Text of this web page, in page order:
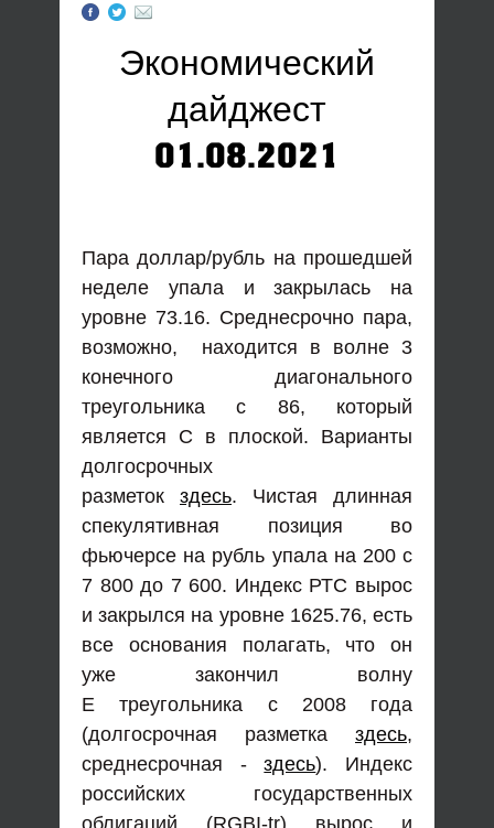
Экономический
дайджест
01.08.2021
Пара доллар/рубль на прошедшей
неделе упала и закрылась на
уровне 73.16. Среднесрочно пара,
возможно, находится в волне 3
конечного диагонального
треугольника с 86, который
является С в плоской. Варианты
долгосрочных
разметок здесь. Чистая длинная
спекулятивная позиция во
фьючерсе на рубль упала на 200 с
7 800 до 7 600. Индекс РТС вырос
и закрылся на уровне 1625.76, есть
все основания полагать, что он
уже закончил волну
Е треугольника с 2008 года
(долгосрочная разметка здесь,
среднесрочная -здесь). Индекс
российских государственных